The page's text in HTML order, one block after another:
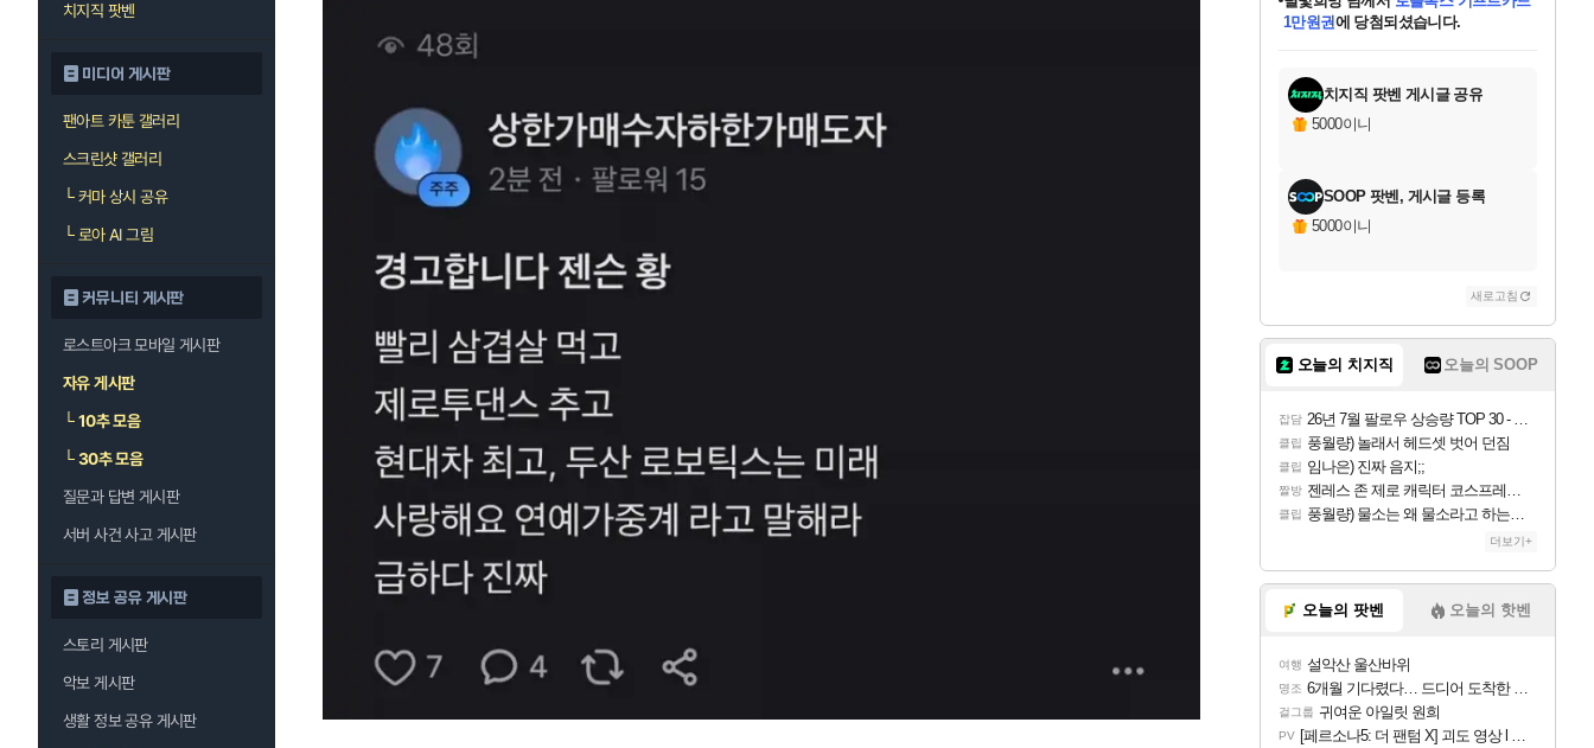
치지직 팟벤
미디어 게시판
팬아트 카툰 갤러리
스크린샷 갤러리
└커마 상시 공유
└로아 AI 그림
커뮤니티 게시판
로스트아크 모바일 게시판
자유 게시판
└10추 모음
└30추 모음
질문과 답변 게시판
서버 사건 사고 게시판
정보 공유 게시판
스토리 게시판
악보 게시판
생활 정보 공유 게시판
교환.
당첨되셨습니다.
당첨되셨습니다.
당첨되셨습니다.
1만원권에 당첨되셨습니다.
당첨되셨습니다.
당첨되셨습니다.
당첨되셨습니다.
당첨되셨습니다.
에디션 (스팀코드)를 교환.
당첨되셨습니다.
치지직 팟벤 게시글 공유
5000이니
SOOP 팟벤, 게시글 등록
5000이니
새로고침
오늘의 치지직 오늘의 SOOP
잡담 26년 7월 팔로우 상승량 TOP 30 - 월간 치지직
클립 풍월량) 놀래서 헤드셋 벗어 던짐
클립 임나은) 진짜 음지;;
짤방 젠레스 존 제로 캐릭터 코스프레한 꽁주
클립 풍월량) 물소는 왜 물소라고 하는거야? 아! 그만 ㅋㅋ 알았어 ㅋㅋ
더보기+
오늘의 팟벤 오늘의 핫벤
여행 설악산 울산바위
명조 6개월 기다렸다… 드디어 도착한 치사 메신저백! 실물 후기
걸그룹 귀여운 아일릿 원희
PV [페르소나5: 더 팬텀 X] 괴도 영상 l 타카마키 안·댄싱 스타